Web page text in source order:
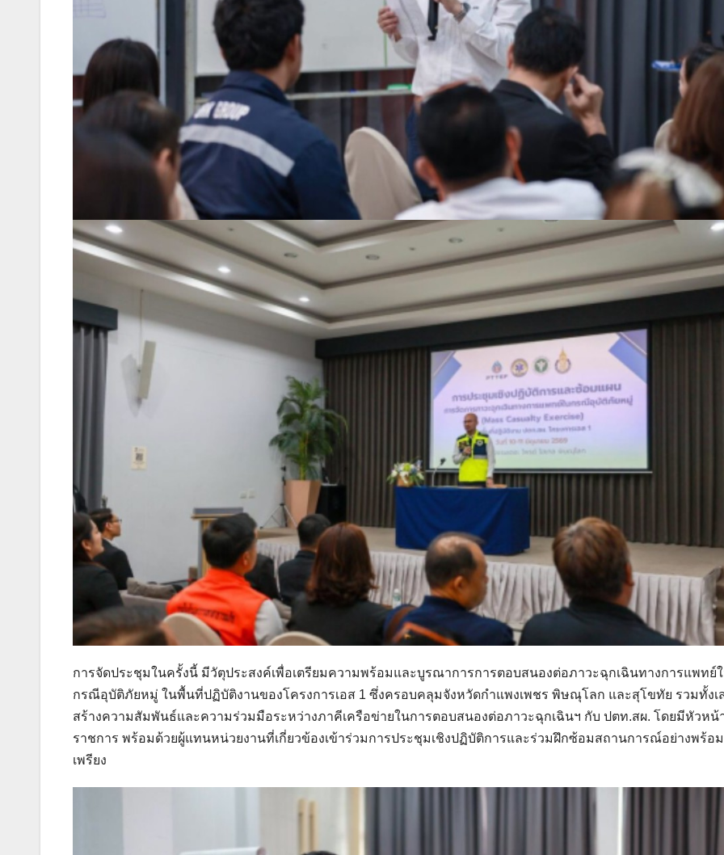
การจัดประชุมในครั้งนี้ มีวัตุประสงค์เพื่อเตรียมความพร้อมและบูรณาการการตอบสนองต่อภาวะฉุกเฉินทางการแพทย์
กรณีอุบัติภัยหมู่ ในพื้นที่ปฏิบัติงานของโครงการเอส 1 ซึ่งครอบคลุมจังหวัดกำแพงเพชร พิษณุโลก และสุโขทัย รวมทั้งเ
สร้างความสัมพันธ์และความร่วมมือระหว่างภาคีเครือข่ายในการตอบสนองต่อภาวะฉุกเฉินฯ กับ ปตท.สผ. โดยมีหัวหน้
ราชการ พร้อมด้วยผู้แทนหน่วยงานที่เกี่ยวข้องเข้าร่วมการประชุมเชิงปฏิบัติการและร่วมฝึกซ้อมสถานการณ์อย่างพร้อม
เพรียง